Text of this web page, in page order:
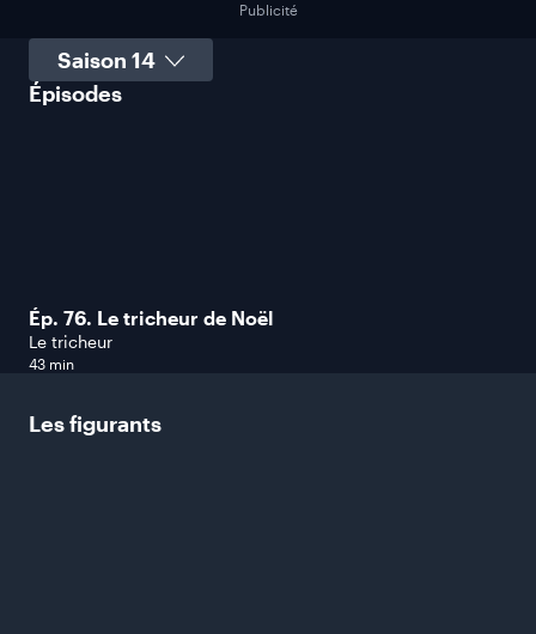
Publicité
Sélectionner une saison
Épisodes
Ép. 76. Le tricheur de Noël
Le tricheur
43 min
Lesfigurants